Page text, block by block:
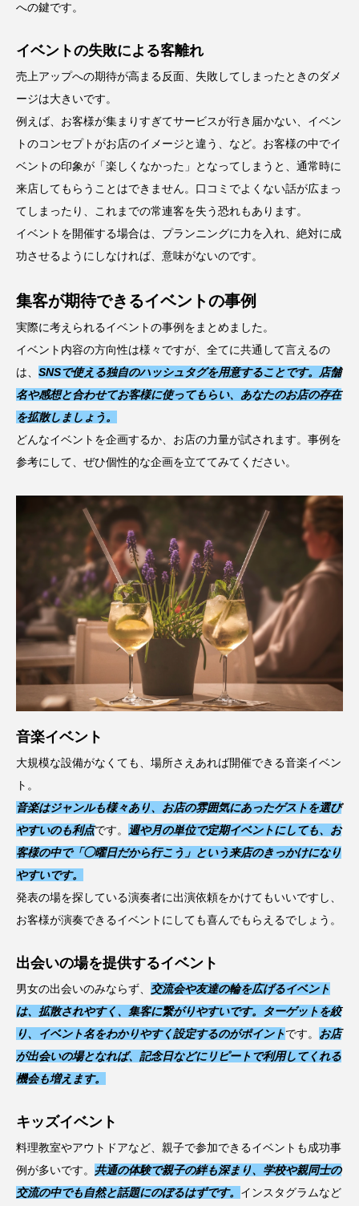
への鍵です。
イベントの失敗による客離れ
売上アップへの期待が高まる反面、失敗してしまったときのダメ
ージは大きいです。
例えば、お客様が集まりすぎてサービスが行き届かない、イベン
トのコンセプトがお店のイメージと違う、など。お客様の中でイ
ベントの印象が「楽しくなかった」となってしまうと、通常時に
来店してもらうことはできません。口コミでよくない話が広まっ
てしまったり、これまでの常連客を失う恐れもあります。
イベントを開催する場合は、プランニングに力を入れ、絶対に成
功させるようにしなければ、意味がないのです。
集客が期待できるイベントの事例
実際に考えられるイベントの事例をまとめました。
イベント内容の方向性は様々ですが、全てに共通して言えるの
は、 SNSで使える独自のハッシュタグを用意することです。店舗
名や感想と合わせてお客様に使ってもらい、あなたのお店の存在
を拡散しましょう。
どんなイベントを企画するか、お店の力量が試されます。事例を
参考にして、ぜひ個性的な企画を立ててみてください。
音楽イベント
大規模な設備がなくても、場所さえあれば開催できる音楽イベン
ト。
音楽はジャンルも様々あり、 お店の雰囲気にあったゲストを選び
やすいのも利点です。
週や月の単位で定期イベントにしても、お
客様の中で「◯曜日だから行こう」という来店のきっかけになり
やすいです。
発表の場を探している演奏者に出演依頼をかけてもいいですし、
お客様が演奏できるイベントにしても喜んでもらえるでしょう。
出会いの場を提供するイベント
男女の出会いのみならず、 交流会や友達の輪を広げるイベント
は、拡散されやすく、集客に繋がりやすいです。ターゲットを絞
り、イベント名をわかりやすく設定するのがポイントです。 お店
が出会いの場となれば、記念日などにリピートで利用してくれる
機会も増えます。
キッズイベント
料理教室やアウトドアなど、親子で参加できるイベントも成功事
例が多いです。 共通の体験で親子の絆も深まり、学校や親同士の
交流の中でも自然と話題にのぼるはずです。 インスタグラムなど